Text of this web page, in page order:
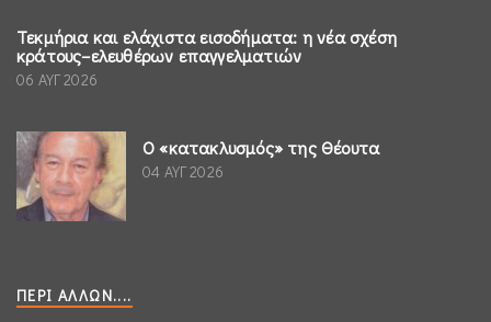
Τεκμήρια και ελάχιστα εισοδήματα: η νέα σχέση
κράτους–ελευθέρων επαγγελματιών
06 ΑΥΓ 2026
Ο «κατακλυσμός» της Θέουτα
04 ΑΥΓ 2026
ΠΕΡΊ ΆΛΛΩΝ....